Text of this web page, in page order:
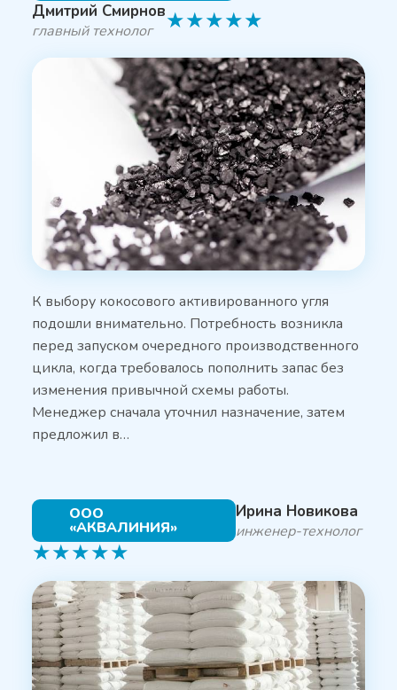
Дмитрий Смирнов
главный технолог ★★★★★
К выбору кокосового активированного угля
подошли внимательно. Потребность возникла
перед запуском очередного производственного
цикла, когда требовалось пополнить запас без
изменения привычной схемы работы.
Менеджер сначала уточнил назначение, затем
предложил в…
ООО
«АКВАЛИНИЯ»
Ирина Новикова
инженер-технолог
★★★★★